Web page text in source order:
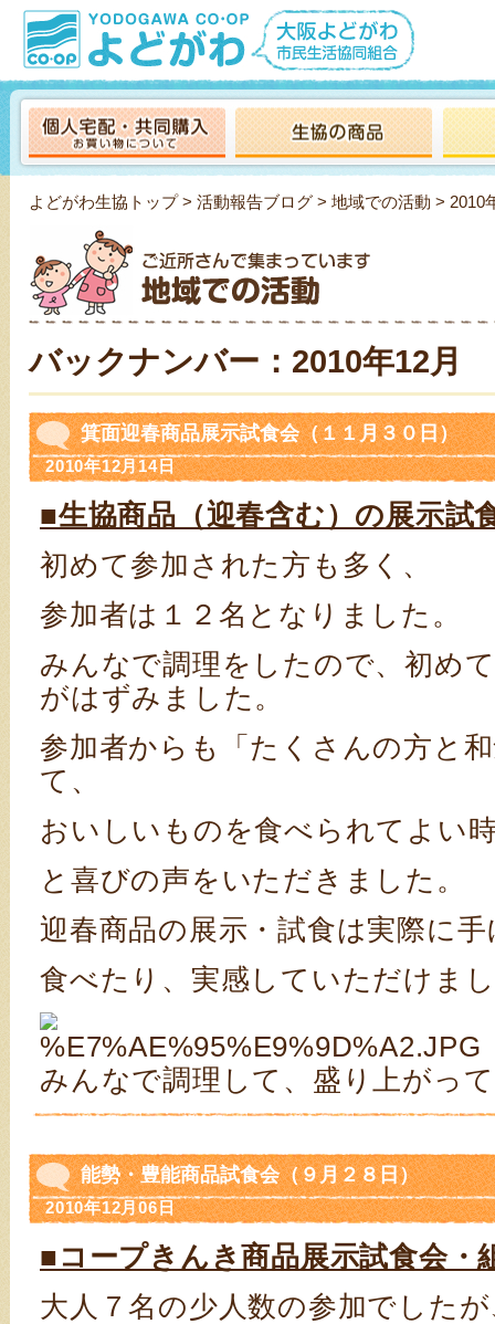
よどがわ生協トップ> 活動報告ブログ > 地域での活動 > 2010
バックナンバー：2010年12月
箕面迎春商品展示試食会（１１月３０日）
2010年12月14日
■生協商品（迎春含む）の展示試
初めて参加された方も多く、
参加者は１２名となりました。
みんなで調理をしたので、初め
がはずみました。
参加者からも「たくさんの方と
て、
おいしいものを食べられてよい
と喜びの声をいただきました。
迎春商品の展示・試食は実際に
食べたり、実感していただけま
みんなで調理して、盛り上がっ
能勢・豊能商品試食会（９月２８日）
2010年12月06日
■コープきんき商品展示試食会・
大人７名の少人数の参加でした